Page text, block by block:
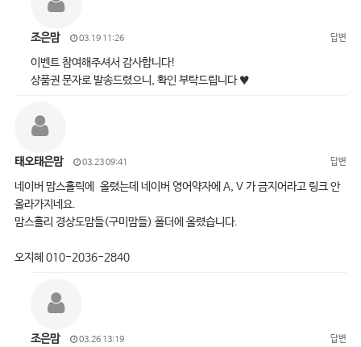
조은맘 03.19 11:26 답변
이벤트 참여해주셔서 감사합니다!
상품권 문자로 발송드렸으니, 확인 부탁드립니다 ♥
태오태은맘 03.23 09:41 답변
네이버 맘스홀릭에 올렸는데 네이버 영어약자에 A, V 가 금지어라고 링크 안
올라가지네요.
맘스홀리 경상도맘들(구미맘들) 폴더에 올렸습니다.
오지혜 010-2036-2840
조은맘 03.26 13:19 답변